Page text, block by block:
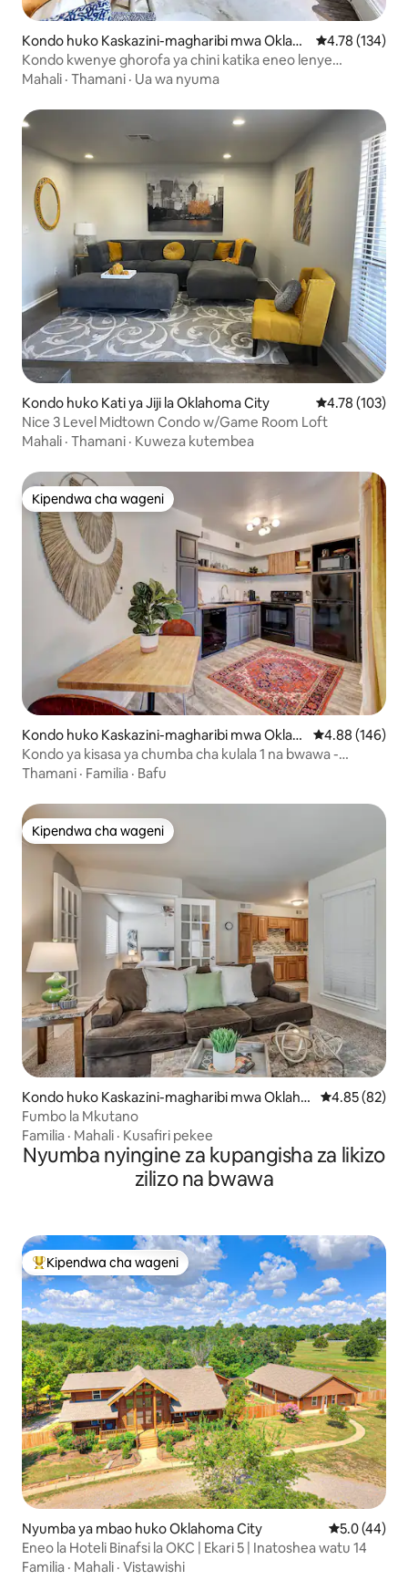
Kondo huko Kaskazini-magharibi mwa Oklaho
ma City
Ukadiriaji wa
4.78 (134)
Kondo kwenye ghorofa ya chini katika eneo lenye
lango/bwawa
Mahali · Thamani · Ua wa nyuma
Kondo huko Kati ya Jiji la Oklahoma City Ukadiriaji wa
4.78 (103)
Nice 3 Level Midtown Condo w/Game Room Loft
Mahali · Thamani · Kuweza kutembea
Kipendwa cha wageni
Kipendwa cha wageni
Kondo huko Kaskazini-magharibi mwa Oklah
oma City
Ukadiriaji wa
4.88 (146)
Kondo ya kisasa ya chumba cha kulala 1 na bwawa -
iliyopangwa
Thamani · Familia · Bafu
Kipendwa cha wageni
Kipendwa cha wageni
Kondo huko Kaskazini-magharibi mwa Oklaho
ma City
Ukadiriaji wa
4.85 (82)
Fumbo la Mkutano
Familia · Mahali · Kusafiri pekee
Nyumba nyingine za kupangisha za likizo
zilizo na bwawa
Kipendwa maarufu cha wageni
Kipendwa cha wageni
Nyumba ya mbao huko Oklahoma City Ukadiriaji
5.0 (44)
Eneo la Hoteli Binafsi la OKC | Ekari 5 | Inatoshea watu 14
Familia · Mahali · Vistawishi